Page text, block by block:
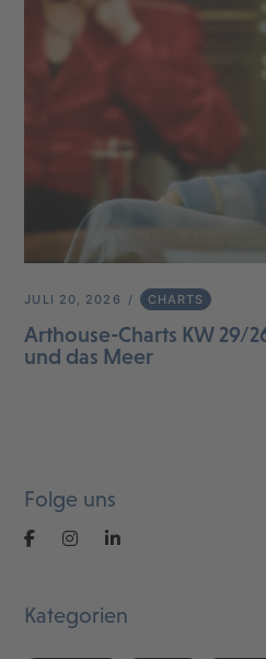
JULI 20, 2026 CHARTS
Arthouse-Charts KW 29/
und das Meer
Folge uns
Kategorien